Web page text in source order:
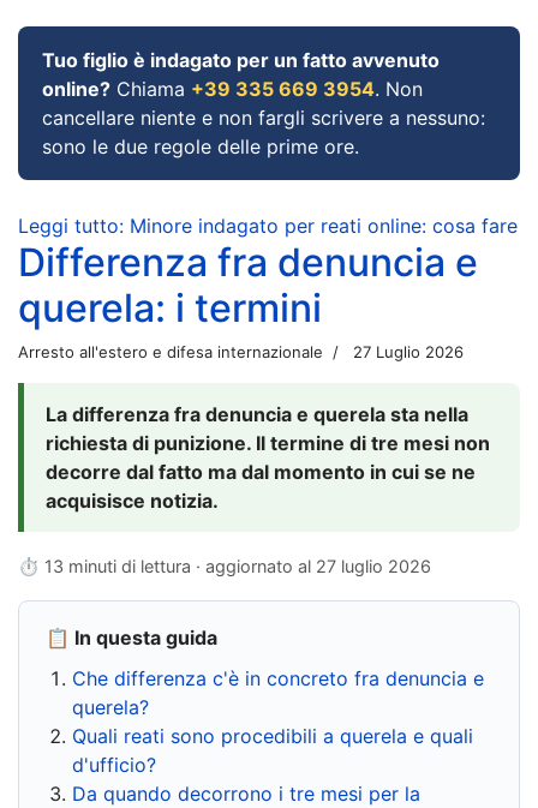
Tuo figlio è indagato per un fatto avvenuto
online? Chiama +39 335 669 3954. Non
cancellare niente e non fargli scrivere a nessuno:
sono le due regole delle prime ore.
Leggi tutto: Minore indagato per reati online: cosa fare
Differenza fra denuncia e
querela: i termini
Arresto all'estero e difesa internazionale 27 Luglio 2026
La differenza fra denuncia e querela sta nella
richiesta di punizione. Il termine di tre mesi non
decorre dal fatto ma dal momento in cui se ne
acquisisce notizia.
⏱ 13 minuti di lettura · aggiornato al 27 luglio 2026
📋 In questa guida
Che differenza c'è in concreto fra denuncia e
querela?
Quali reati sono procedibili a querela e quali
d'ufficio?
Da quando decorrono i tre mesi per la